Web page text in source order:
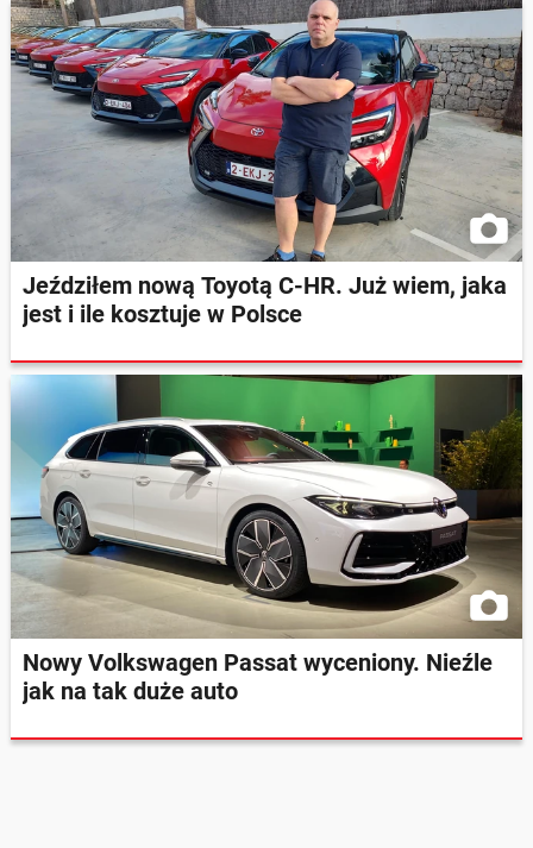
Jeździłem nową Toyotą C-HR. Już wiem, jaka
jest i ile kosztuje w Polsce
Nowy Volkswagen Passat wyceniony. Nieźle
jak na tak duże auto